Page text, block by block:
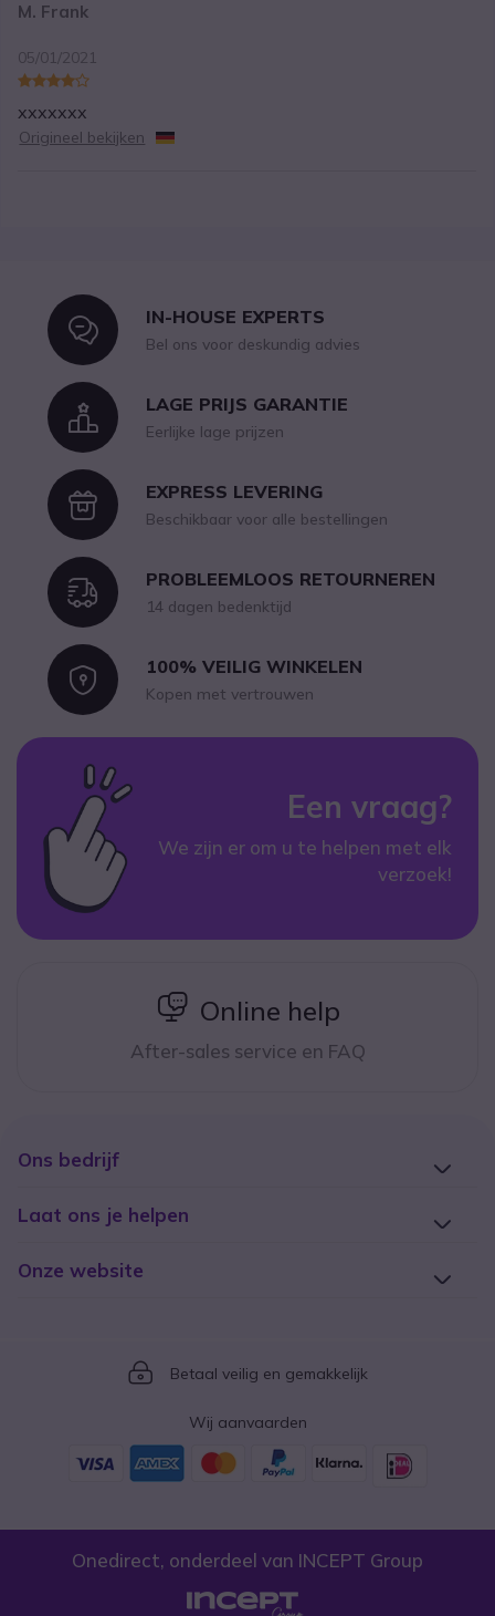
M. Frank
05/01/2021
xxxxxxx
Origineel bekijken
IconIN-HOUSE EXPERTS
Bel ons voor deskundig advies
IconLAGE PRIJS GARANTIE
Eerlijke lage prijzen
IconEXPRESS LEVERING
Beschikbaar voor alle bestellingen
IconPROBLEEMLOOS RETOURNEREN
14 dagen bedenktijd
Icon100% VEILIG WINKELEN
Kopen met vertrouwen
Een vraag?
We zijn er om u te helpen met elk
verzoek!
icon
Online help
After-sales service en FAQ
Ons bedrijf
Laat ons je helpen
Onze website
Icon
Betaal veilig en gemakkelijk
Wij aanvaarden
Onedirect, onderdeel van INCEPT Group